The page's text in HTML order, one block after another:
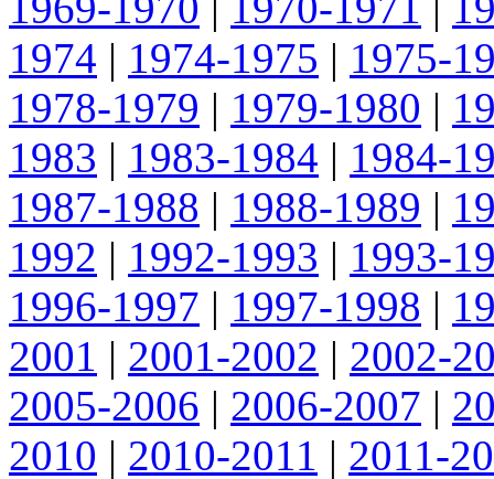
1974 | 1974-1975 | 1975-
1978-1979 | 1979-1980 |
1983 | 1983-1984 | 1984-
1987-1988 | 1988-1989 |
1992 | 1992-1993 | 1993-
1996-1997 | 1997-1998 |
2001 | 2001-2002 | 2002-
2005-2006 | 2006-2007 |
2010 | 2010-2011 | 2011-